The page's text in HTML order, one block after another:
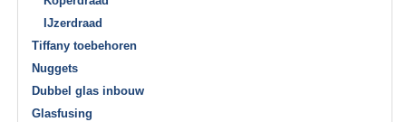
IJzerdraad
Tiffany toebehoren
Nuggets
Dubbel glas inbouw
Glasfusing